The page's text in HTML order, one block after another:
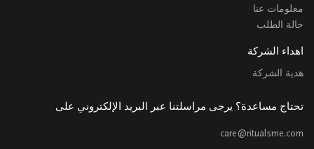
معلومات عنا
حالة الطلب
اهداء الشركة
هدية الشركة
تحتاج مساعدة؟ يرجى مراسلتنا عبر البريد الإلكتروني على
care@ritualsme.com